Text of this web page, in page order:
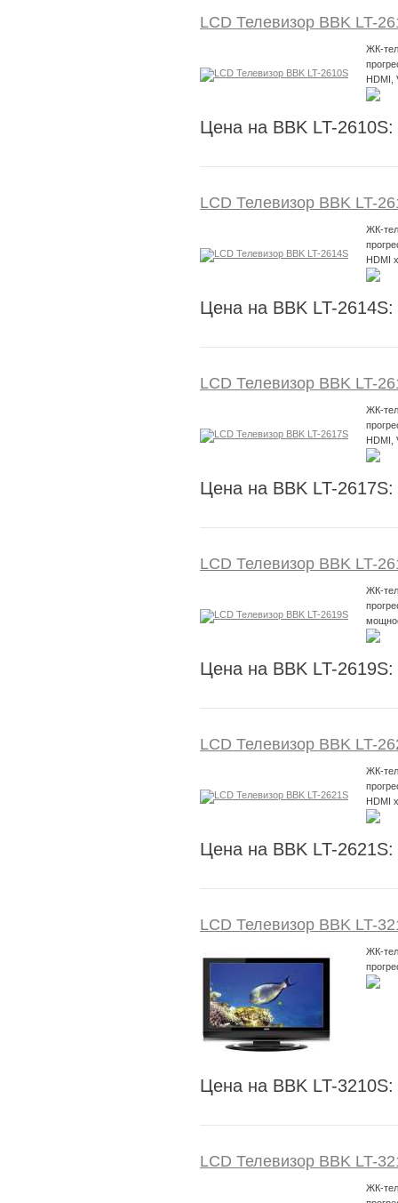
LCD Телевизор BBK LT-
ЖК-
HDMI,
Цена на BBK LT-2610S:
LCD Телевизор BBK LT-
ЖК-
HDMI
Цена на BBK LT-2614S:
LCD Телевизор BBK LT-
ЖК-
HDMI,
Цена на BBK LT-2617S:
LCD Телевизор BBK LT-
ЖК-
Цена на BBK LT-2619S:
LCD Телевизор BBK LT-
ЖК-
HDMI
Цена на BBK LT-2621S:
LCD Телевизор BBK LT-
ЖК-
Цена на BBK LT-3210S:
LCD Телевизор BBK LT-
ЖК-